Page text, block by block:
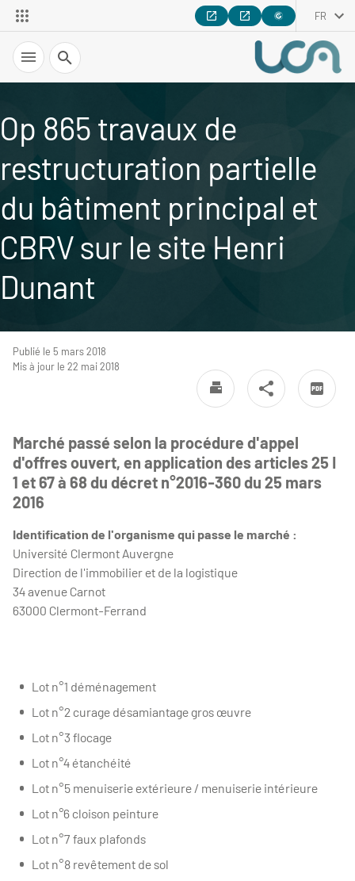
FR
Recherche
Op 865 travaux de
restructuration partielle
du bâtiment principal et
CBRV sur le site Henri
Dunant
Publié le 5 mars 2018
Mis à jour le 22 mai 2018
Marché passé selon la procédure d'appel
d'offres ouvert, en application des articles 25 I
1 et 67 à 68 du décret n°2016-360 du 25 mars
2016
Identification de l'organisme qui passe le marché :
Université Clermont Auvergne
Direction de l'immobilier et de la logistique
34 avenue Carnot
63000 Clermont-Ferrand
Lot n°1 déménagement
Lot n°2 curage désamiantage gros œuvre
Lot n°3 flocage
Lot n°4 étanchéité
Lot n°5 menuiserie extérieure / menuiserie intérieure
Lot n°6 cloison peinture
Lot n°7 faux plafonds
Lot n°8 revêtement de sol